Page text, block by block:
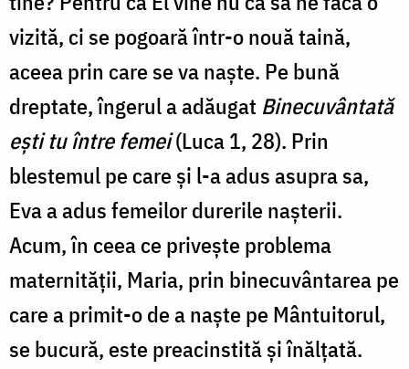
vizită, ci se pogoară într-o nouă taină,
aceea prin care se va naște. Pe bună
dreptate, îngerul a adăugat Binecuvântată
eşti tu între femei(Luca 1, 28). Prin
blestemul pe care și l-a adus asupra sa,
Eva a adus femeilor durerile nașterii.
Acum, în ceea ce privește problema
maternității, Maria, prin binecuvântarea pe
care a primit-o de a naște pe Mântuitorul,
se bucură, este preacinstită și înălțată.